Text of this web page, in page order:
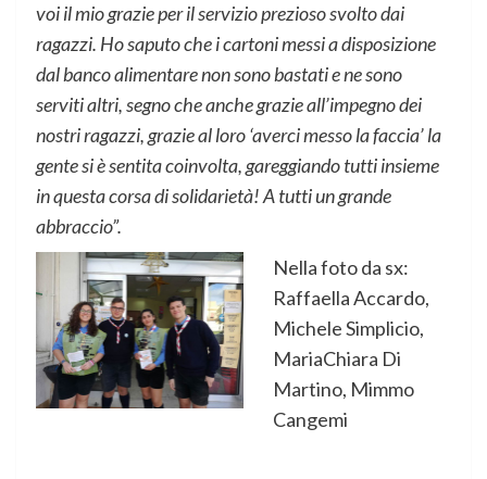
voi il mio grazie per il servizio prezioso svolto dai
ragazzi. Ho saputo che i cartoni messi a disposizione
dal banco alimentare non sono bastati e ne sono
serviti altri, segno che anche grazie all’impegno dei
nostri ragazzi, grazie al loro ‘averci messo la faccia’ la
gente si è sentita coinvolta, gareggiando tutti insieme
in questa corsa di solidarietà! A tutti un grande
abbraccio”.
Nella foto da sx:
Raffaella Accardo,
Michele Simplicio,
MariaChiara Di
Martino, Mimmo
Cangemi